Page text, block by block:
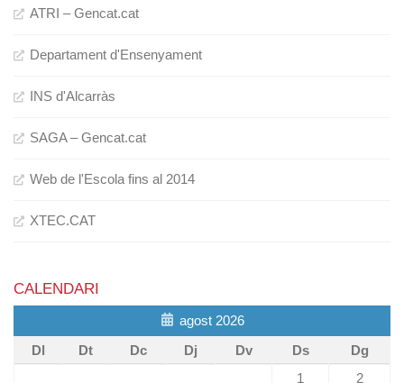
ATRI – Gencat.cat
Departament d'Ensenyament
INS d'Alcarràs
SAGA – Gencat.cat
Web de l'Escola fins al 2014
XTEC.CAT
CALENDARI
agost 2026
Dl
Dt Dc Dj Dv Ds
Dg
1
2